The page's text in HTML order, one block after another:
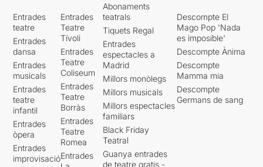
Entrades
teatre
Entrades
dansa
Entrades
musicals
Entrades
teatre
infantil
Entrades
òpera
Entrades
improvisació
Entrades
Teatre
Tívoli
Entrades
Teatre
Coliseum
Entrades
Teatre
Borràs
Entrades
Teatre
Romea
Entrades
Abonaments
teatrals
Tiquets Regal
Entrades
espectacles a
Madrid
Millors monòlegs
Millors musicals
Millors espectacles
familiars
Black Friday
Teatral
Guanya entrades
de teatre gratis -
Descompte El
Mago Pop 'Nada
es imposible'
Descompte Ànima
Descompte
Mamma mia
Descompte
Germans de sang